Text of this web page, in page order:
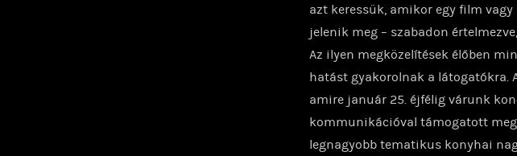
azt keressük, amikor egy film
jelenik meg – szabadon
Az ilyen megközelítések élőben
hatást gyakorolnak a látogatókra.
amire január 25. éjfélig várunk
kommunikációval támogatott
legnagyobb tematikus konyhai